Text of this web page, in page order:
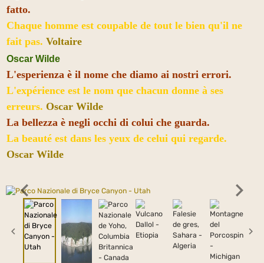
fatto.
Chaque homme est coupable de tout le bien qu'il ne
fait pas. Voltaire
Oscar Wilde
L'esperienza è il nome che diamo ai nostri errori.
L'expérience est le nom que chacun donne à ses
erreurs. Oscar Wilde
La bellezza è negli occhi di colui che guarda.
La beauté est dans les yeux de celui qui regarde.
Oscar Wilde